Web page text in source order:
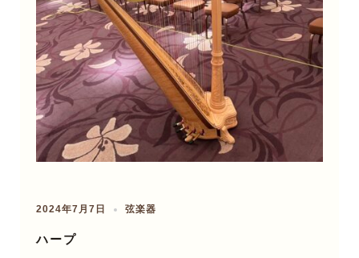
2024年7月7日 弦楽器
ハープ